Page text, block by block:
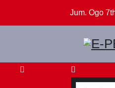
Jum. Ogo
E-PENA
Berita Digital Terkini